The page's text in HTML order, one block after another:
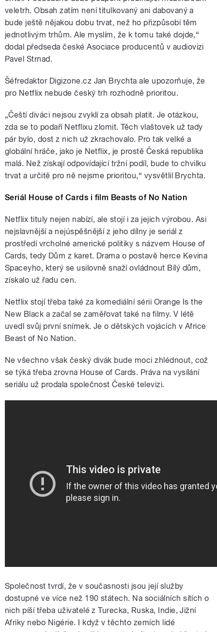
veletrh. Obsah zatím není titulkovaný ani dabovaný a
bude ještě nějakou dobu trvat, než ho přizpůsobí těm
jednotlivým trhům. Ale myslím, že k tomu také dojde,“
dodal předseda české Asociace producentů v audiovizi
Pavel Strnad.
Šéfredaktor Digizone.cz Jan Brychta ale upozorňuje, že
pro Netflix nebude český trh rozhodně prioritou.
„Čeští diváci nejsou zvyklí za obsah platit. Je otázkou,
zda se to podaří Netflixu zlomit. Těch vlaštovek už tady
pár bylo, dost z nich už zkrachovalo. Pro tak velké a
globální hráče, jako je Netflix, je prostě Česká republika
malá. Než získají odpovídající tržní podíl, bude to chvilku
trvat a určitě pro ně nejsme prioritou,“ vysvětlil Brychta.
Seriál House of Cards i film Beasts of No Nation
Netflix tituly nejen nabízí, ale stojí i za jejich výrobou. Asi
nejslavnější a nejúspěšnější z jeho dílny je seriál z
prostředí vrcholné americké politiky s názvem House of
Cards, tedy Dům z karet. Drama o postavě herce Kevina
Spaceyho, který se usilovně snaží ovládnout Bílý dům,
získalo už řadu cen.
Netflix stojí třeba také za komediální sérii Orange Is the
New Black a začal se zaměřovat také na filmy. V létě
uvedl svůj první snímek. Je o dětských vojácích v Africe
Beast of No Nation.
Ne všechno však český divák bude moci zhlédnout, což
se týká třeba zrovna House of Cards. Práva na vysílání
seriálu už prodala společnost České televizi.
Společnost tvrdí, že v současnosti jsou její služby
dostupné ve více než 190 státech. Na sociálních sítích o
nich píší třeba uživatelé z Turecka, Ruska, Indie, Jižní
Afriky nebo Nigérie. I když v těchto zemích lidé